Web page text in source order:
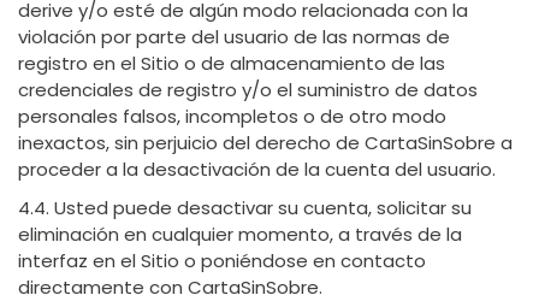
derive y/o esté de algún modo relacionada con la
violación por parte del usuario de las normas de
registro en el Sitio o de almacenamiento de las
credenciales de registro y/o el suministro de datos
personales falsos, incompletos o de otro modo
inexactos, sin perjuicio del derecho de CartaSinSobre a
proceder a la desactivación de la cuenta del usuario.
4.4. Usted puede desactivar su cuenta, solicitar su
eliminación en cualquier momento, a través de la
interfaz en el Sitio o poniéndose en contacto
directamente con CartaSinSobre.